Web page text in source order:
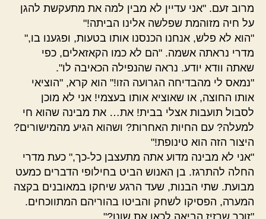
מרוב זעם. "אני עדיין לא מבין למה את מתעקשת להגן
על חיה מזוהמת שפלשה אלינו הביתה!"
"הוא לא פלש, אנחנו הכנסנו אותו בטעות, ופגענו בו,"
מדרי נראתה אשמה. "הם לא כמו הקאזאלים, כפי
שאתה וודא יודע. נראה שהנפילה הכאיבה לו".
"נמאס לי מהבדיחה הגרועה הזו!" הוא קרא, "הוציאי
אותו החוצה, או שאוציא אותו בעצמי! אני לא מוכן
לסבול תועבות אצלי בבית! את… את מבינה שהוא חי
למעלה? עם החיות האחרות? ושהוא הגיע מהמישורים?
היצור הזה הוא טינופת!"
"אני לא מבינה מדוע אתה מתעצבן כל-כך," כעת מדרי
החלה להתרגז. בן האנוש הביט בחילופי הדברים כמעט
מבועת. שתי הבנות, שעד הרגע שיחקו במאובנים בקצה
המערה, הפסיקו לשחק והביטו בהוריהם המתווכחים.
"זוכר שרזיז הביאה לכאן את שונו?"